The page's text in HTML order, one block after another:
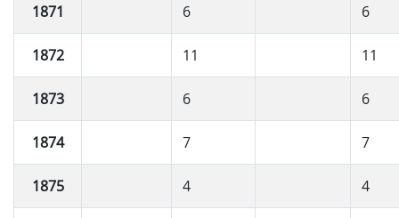
1871 6 6
1872 11 11
1873 6 6
1874 7 7
1875 4 4